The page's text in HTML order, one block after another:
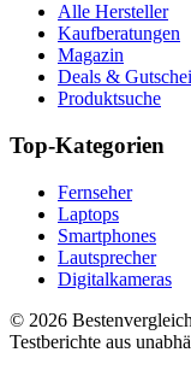
Alle Hersteller
Kaufberatungen
Magazin
Deals &
Produktsuche
Top-Kategorien
Fernseher
Laptops
Smartphones
Lautsprecher
Digitalkameras
© 2026
Testberichte aus